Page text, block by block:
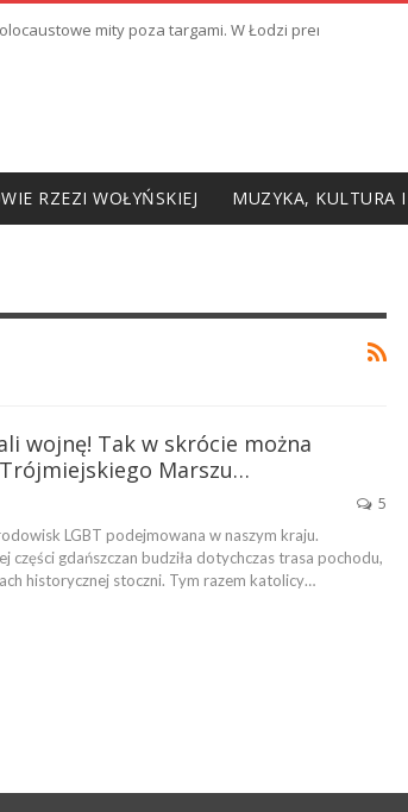
mity poza targami. W Łodzi premiera III
RZEZI WOŁYŃSKIEJ MUZYKA, KULTURA I
wojnę! Tak w skrócie można
Marszu…
5
LGBT podejmowana w naszym kraju.
gdańszczan budziła dotychczas trasa pochodu,
historycznej stoczni. Tym razem katolicy…